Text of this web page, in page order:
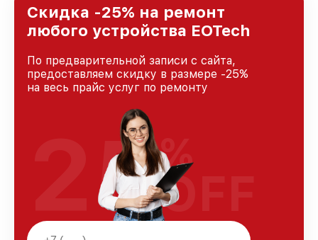
Санкт-Петербурге, постоянно повышая
уровень доверия и лояльности наших
клиентов.
Скидка -25% на ремонт
любого устройства EOTech
По предварительной записи с сайта,
предоставляем скидку в размере -25%
на весь прайс услуг по ремонту
25%
OFF